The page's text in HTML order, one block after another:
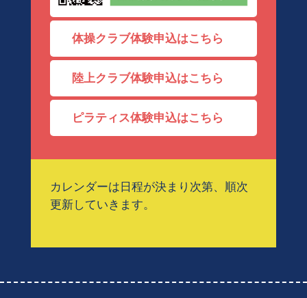
体操クラブ体験申込はこちら
陸上クラブ体験申込はこちら
ピラティス体験申込はこちら
カレンダーは日程が決まり次第、順次
更新していきます。